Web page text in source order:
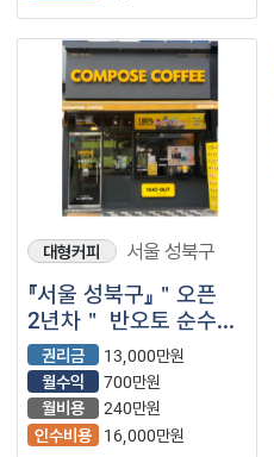
대형커피 서울 성북구
『서울 성북구』＂오픈
2년차＂ 반오토 순수익
700만원
【컴포즈커피】
권리금
13,000만원
월수익
700만원
월비용
240만원
인수비용
16,000만원